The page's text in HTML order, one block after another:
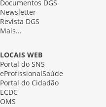
Documentos DGS
Newsletter
Revista DGS
Mais...
LOCAIS WEB
Portal do SNS
eProfissionalSaúde
Portal do Cidadão
ECDC
OMS